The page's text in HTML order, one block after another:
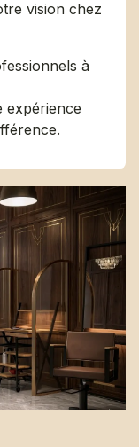
vision chez
à
expérience